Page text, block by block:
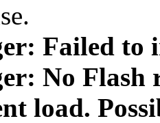
Failed to
No Flash
load.